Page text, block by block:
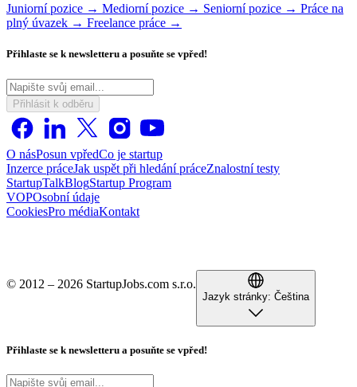
Juniorní pozice → Mediorní pozice → Seniorní pozice → Práce na
plný úvazek → Freelance práce →
Přihlaste se k newsletteru a posuňte se vpřed!
Přihlásit k odběru
O násPosun vpředCo je startup
Inzerce práceJak uspět při hledání práceZnalostní testy
StartupTalkBlogStartup Program
VOPOsobní údaje
CookiesPro médiaKontakt
© 2012 – 2026 StartupJobs.com s.r.o.
Jazyk stránky: Čeština
Přihlaste se k newsletteru a posuňte se vpřed!